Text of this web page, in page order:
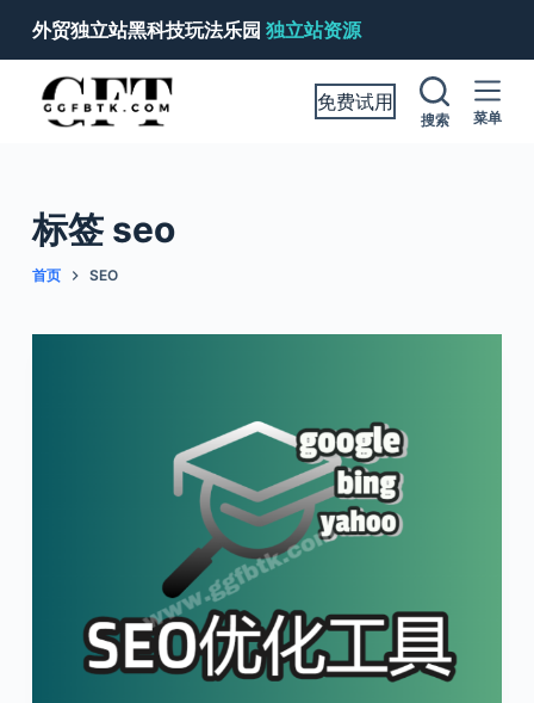
跳
过
内
外贸独立站黑科技玩法乐园 独立站资源
免费试用
搜索 菜单
标签seo
首页 SEO